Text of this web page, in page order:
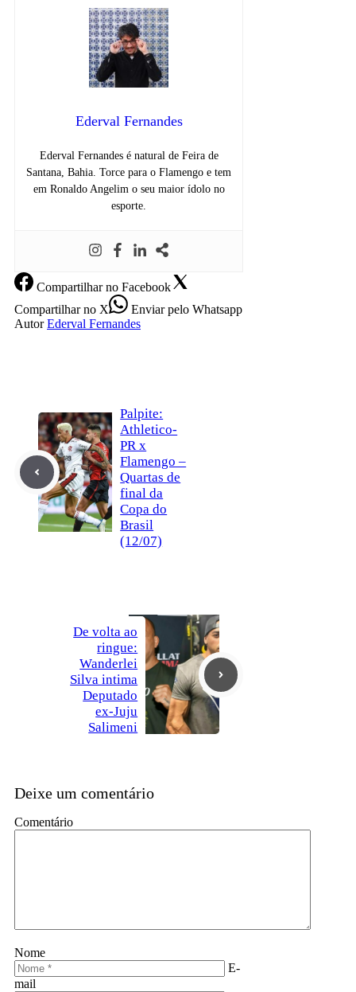
Ederval Fernandes
Ederval Fernandes é natural de Feira de
Santana, Bahia. Torce para o Flamengo e tem
em Ronaldo Angelim o seu maior ídolo no
esporte.
Compartilharno Facebook
Compartilharno X Enviarpelo Whatsapp
Autor Ederval Fernandes
Palpite:
Athletico-
PR x
Flamengo –
Quartas de
final da
Copa do
Brasil
(12/07)
De volta ao
ringue:
Wanderlei
Silva intima
Deputado
ex-Juju
Salimeni
Deixe um comentário
Comentário
Nome
E-
mail